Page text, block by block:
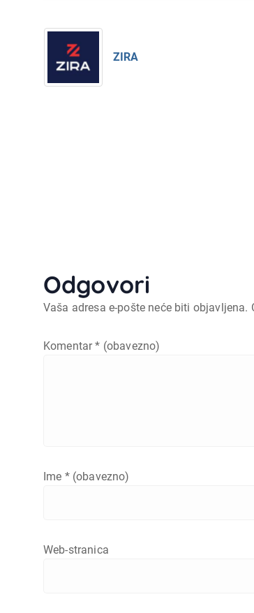
ZIRA
Odgovori
Vaša adresa e-pošte neće biti objavljena.
Komentar* (obavezno)
Ime * (obavezno)
Web-stranica